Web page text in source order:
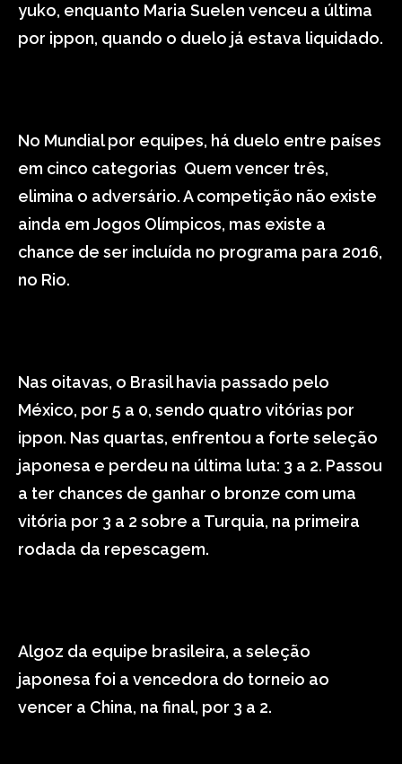
yuko, enquanto Maria Suelen venceu a última
por ippon, quando o duelo já estava liquidado.
No Mundial por equipes, há duelo entre países
em cinco categorias Quem vencer três,
elimina o adversário. A competição não existe
ainda em Jogos Olímpicos, mas existe a
chance de ser incluída no programa para 2016,
no Rio.
Nas oitavas, o Brasil havia passado pelo
México, por 5 a 0, sendo quatro vitórias por
ippon. Nas quartas, enfrentou a forte seleção
japonesa e perdeu na última luta: 3 a 2. Passou
a ter chances de ganhar o bronze com uma
vitória por 3 a 2 sobre a Turquia, na primeira
rodada da repescagem.
Algoz da equipe brasileira, a seleção
japonesa foi a vencedora do torneio ao
vencer a China, na final, por 3 a 2.